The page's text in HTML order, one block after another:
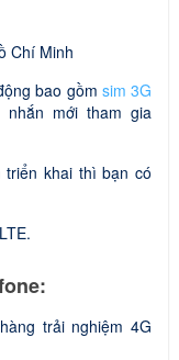
Chí Minh
bao gồm sim 3G
mới tham gia
khai thì bạn có
trải nghiệm 4G